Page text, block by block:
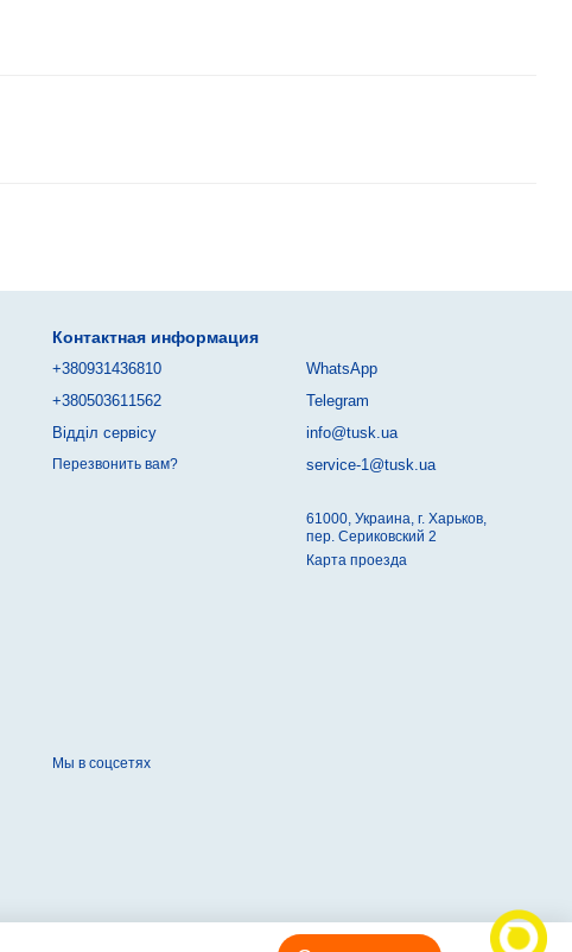
Контактная информация
+380931436810
+380503611562
Відділ сервісу
Перезвонить вам?
WhatsApp
Telegram
info@tusk.ua
service-1@tusk.ua
61000, Украина, г. Харьков,
пер. Сериковский 2
Карта проезда
Мы в соцсетях